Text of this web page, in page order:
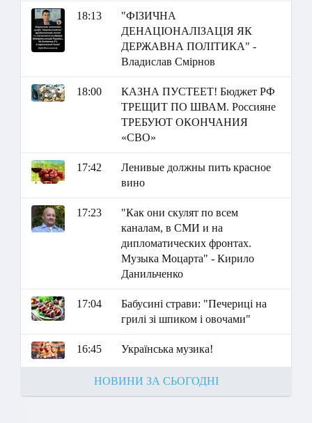
18:13
"ФІЗИЧНА
ДЕНАЦІОНАЛІЗАЦІЯ ЯК
ДЕРЖАВНА ПОЛІТИКА" -
Владислав Смірнов
18:00
КАЗНА ПУСТЕЕТ! Бюджет РФ
ТРЕЩИТ ПО ШВАМ. Россияне
ТРЕБУЮТ ОКОНЧАНИЯ
«СВО»
17:42
Ленивые должны пить красное
вино
17:23
"Как они скулят по всем
каналам, в СМИ и на
дипломатических фронтах.
Музыка Моцарта" - Кирило
Данильченко
17:04
Бабусині страви: "Печериці на
грилі зі шпиком і овочами"
16:45 Українська музика!
НОВИНИ ЗА СЬОГОДНІ